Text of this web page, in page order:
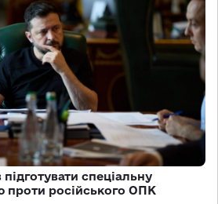
спеціальну
проти російського ОПК